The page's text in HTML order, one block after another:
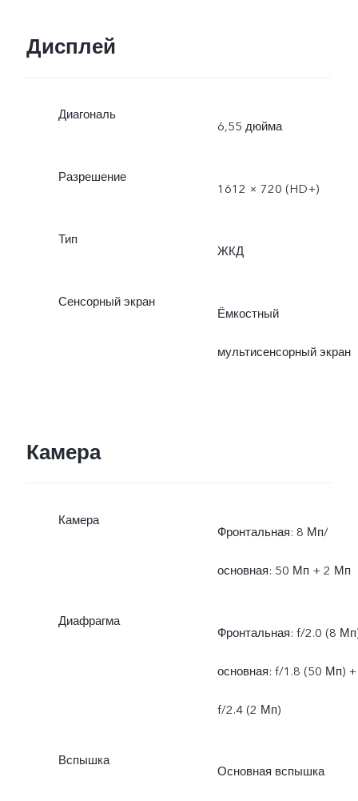
Дисплей
Диагональ
6,55 дюйма
Разрешение
1612 × 720 (HD+)
Тип
ЖКД
Сенсорный экран
Ёмкостный
мультисенсорный экран
Камера
Камера
Фронтальная: 8 Мп/
основная: 50 Мп + 2 Мп
Диафрагма
Фронтальная: f/2.0 (8
основная: f/1.8 (50 Мп) +
f/2.4 (2 Мп)
Вспышка
Основная вспышка